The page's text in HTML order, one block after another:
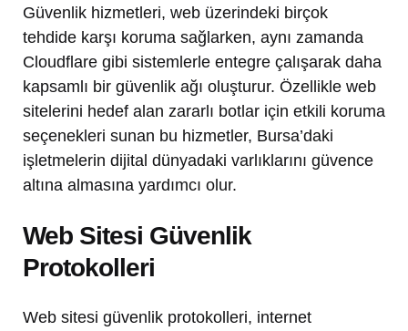
Güvenlik hizmetleri, web üzerindeki birçok
tehdide karşı koruma sağlarken, aynı zamanda
Cloudflare gibi sistemlerle entegre çalışarak daha
kapsamlı bir güvenlik ağı oluşturur. Özellikle web
sitelerini hedef alan zararlı botlar için etkili koruma
seçenekleri sunan bu hizmetler, Bursa’daki
işletmelerin dijital dünyadaki varlıklarını güvence
altına almasına yardımcı olur.
Web Sitesi Güvenlik
Protokolleri
Web sitesi güvenlik protokolleri, internet